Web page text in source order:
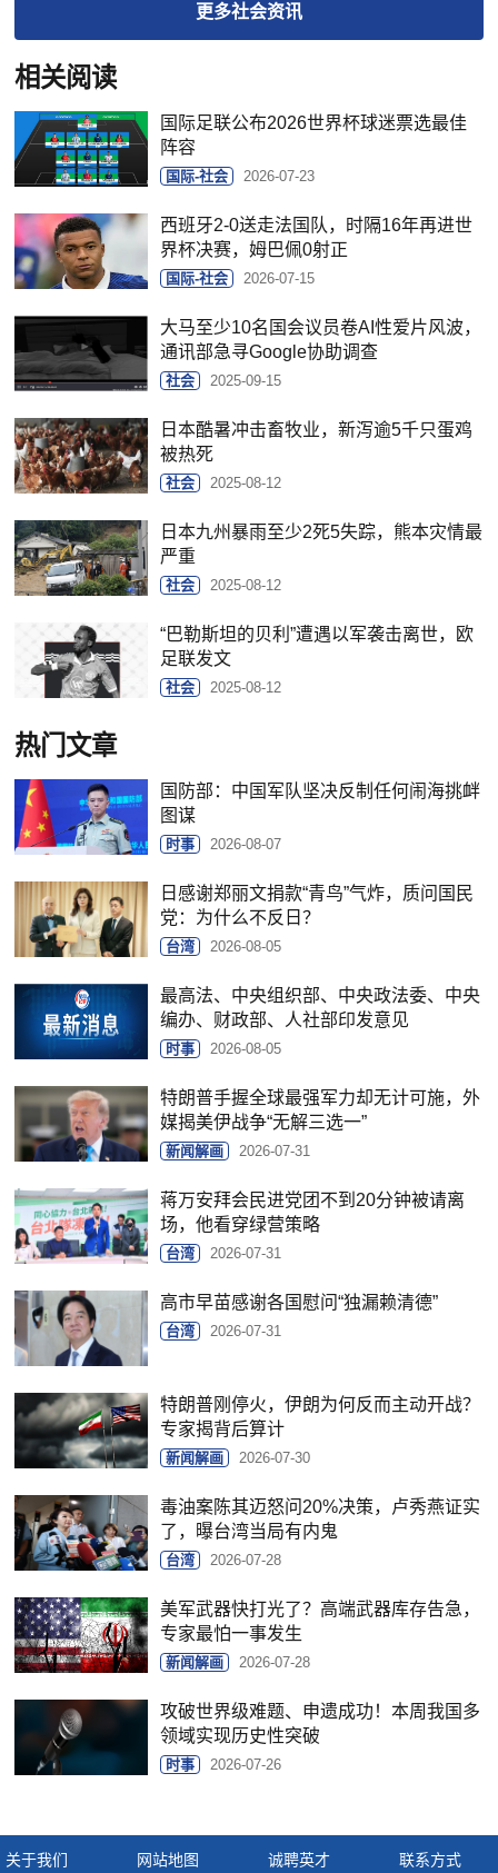
更多社会资讯
相关阅读
国际足联公布2026世界杯球迷票选最佳
阵容
国际-社会 2026-07-23
西班牙2-0送走法国队，时隔16年再进世
界杯决赛，姆巴佩0射正
国际-社会 2026-07-15
大马至少10名国会议员卷AI性爱片风波，
通讯部急寻Google协助调查
社会 2025-09-15
日本酷暑冲击畜牧业，新泻逾5千只蛋鸡
被热死
社会 2025-08-12
日本九州暴雨至少2死5失踪，熊本灾情最
严重
社会 2025-08-12
“巴勒斯坦的贝利”遭遇以军袭击离世，欧
足联发文
社会 2025-08-12
热门文章
国防部：中国军队坚决反制任何闹海挑衅
图谋
时事 2026-08-07
日感谢郑丽文捐款“青鸟”气炸，质问国民
党：为什么不反日？
台湾 2026-08-05
最高法、中央组织部、中央政法委、中央
编办、财政部、人社部印发意见
时事 2026-08-05
特朗普手握全球最强军力却无计可施，外
媒揭美伊战争“无解三选一”
新闻解画 2026-07-31
蒋万安拜会民进党团不到20分钟被请离
场，他看穿绿营策略
台湾 2026-07-31
高市早苗感谢各国慰问“独漏赖清德”
台湾 2026-07-31
特朗普刚停火，伊朗为何反而主动开战？
专家揭背后算计
新闻解画 2026-07-30
毒油案陈其迈怒问20%决策，卢秀燕证实
了，曝台湾当局有内鬼
台湾 2026-07-28
美军武器快打光了？高端武器库存告急，
专家最怕一事发生
新闻解画 2026-07-28
攻破世界级难题、申遗成功！本周我国多
领域实现历史性突破
时事 2026-07-26
关于我们 网站地图 诚聘英才 联系方式